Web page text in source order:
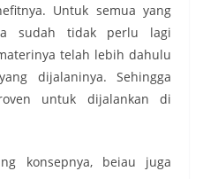
Untuk semua yang
sudah tidak perlu lagi
telah lebih dahulu
dijalaninya. Sehingga
untuk dijalankan di
konsepnya, beiau juga